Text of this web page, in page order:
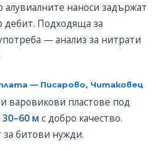
наноси задържат
дебит. Подходяща за
— анализ за нитрати
— Писарово, Читаковец
варовикови пластове под
30–60 м с добро качество.
битови нужди.